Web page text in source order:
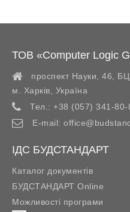
ТОВ «Computer Logic
проспект Науки, 46, БЦ
м. Харків
Україна
Тел.: +38 (057) 341-80-
E-mail:
ІДС БУДСТАНДАРТ
Каталог документів
БУДСТАНДАРТ Online
Можливості програми